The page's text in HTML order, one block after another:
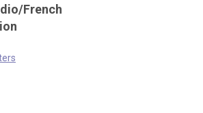
/French